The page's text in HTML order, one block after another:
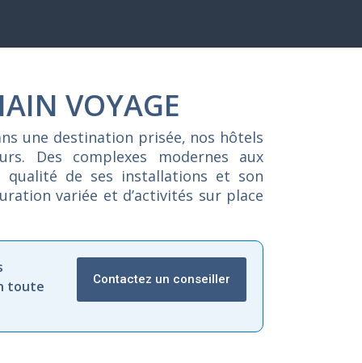
VOYAGE
une destination prisée, nos hôtels
Des complexes modernes aux
qualité de ses installations et son
variée et d’activités sur place
toute
Contactez un conseiller